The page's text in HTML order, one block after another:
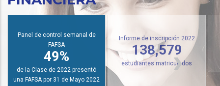
Panel de control semanal de
FAFSA
49%
de la Clase de 2022 presentó
una FAFSA por 31 de Mayo 2022
Informe de inscripción 2022
138,579
estudiantes matriculados